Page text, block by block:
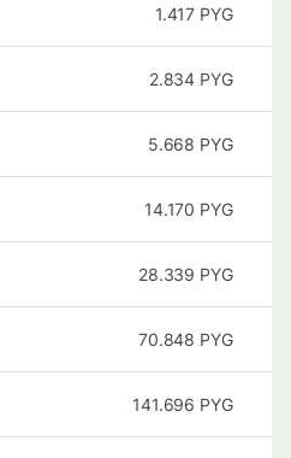
1.417 PYG
2.834 PYG
5.668 PYG
14.170 PYG
28.339 PYG
70.848 PYG
141.696 PYG